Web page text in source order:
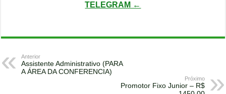
TELEGRAM ←
Anterior
Assistente Administrativo (PARA
A ÁREA DA CONFERENCIA)
Próximo
Promotor Fixo Junior – R$